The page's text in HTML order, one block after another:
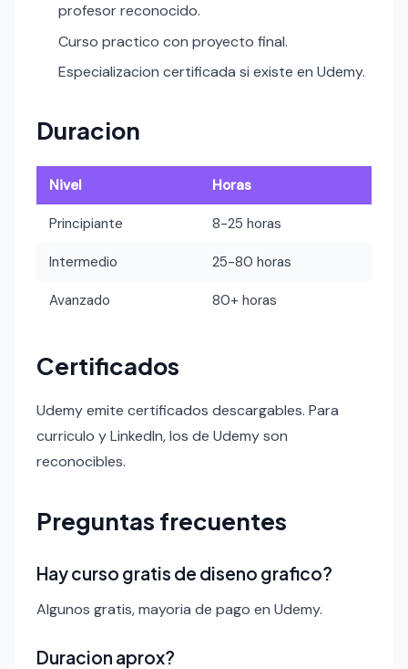
profesor reconocido.
Curso practico con proyecto final.
Especializacion certificada si existe en Udemy.
Duracion
Nivel Horas
Principiante 8-25 horas
Intermedio 25-80 horas
Avanzado 80+ horas
Certificados
Udemy emite certificados descargables. Para
curriculo y LinkedIn, los de Udemy son
reconocibles.
Preguntas frecuentes
Hay curso gratis de diseno grafico?
Algunos gratis, mayoria de pago en Udemy.
Duracion aprox?